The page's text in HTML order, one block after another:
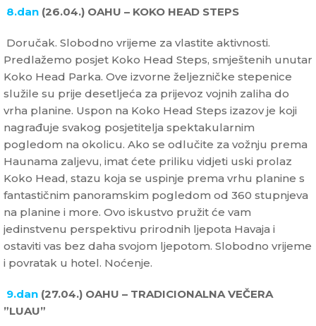
8.dan (26.04.) OAHU – KOKO HEAD STEPS
Doručak. Slobodno vrijeme za vlastite aktivnosti.
Predlažemo posjet Koko Head Steps, smještenih unutar
Koko Head Parka. Ove izvorne željezničke stepenice
služile su prije desetljeća za prijevoz vojnih zaliha do
vrha planine. Uspon na Koko Head Steps izazov je koji
nagrađuje svakog posjetitelja spektakularnim
pogledom na okolicu. Ako se odlučite za vožnju prema
Haunama zaljevu, imat ćete priliku vidjeti uski prolaz
Koko Head, stazu koja se uspinje prema vrhu planine s
fantastičnim panoramskim pogledom od 360 stupnjeva
na planine i more. Ovo iskustvo pružit će vam
jedinstvenu perspektivu prirodnih ljepota Havaja i
ostaviti vas bez daha svojom ljepotom. Slobodno vrijeme
i povratak u hotel. Noćenje.
9.dan (27.04.) OAHU – TRADICIONALNA VEČERA
”LUAU”